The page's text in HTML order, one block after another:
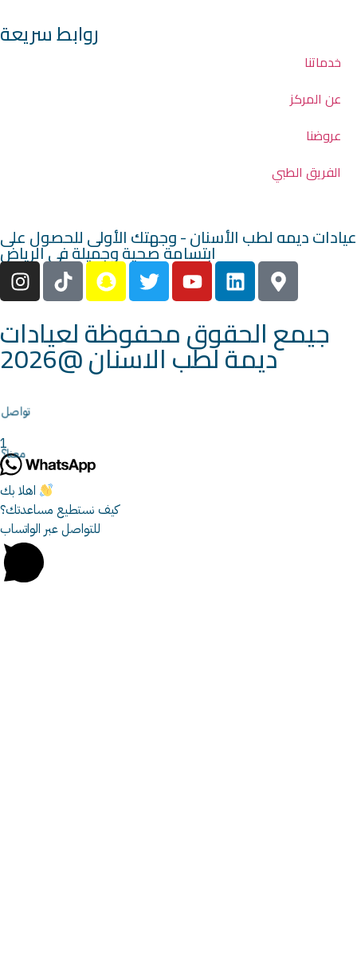
روابط سريعة
خدماتنا
عن المركز
عروضنا
الفريق الطبي
عيادات ديمه لطب الأسنان - وجهتك الأولى للحصول على
ابتسامة صحية وجميلة في الرياض
جيمع الحقوق محفوظة لعيادات
ديمة لطب الاسنان @2026
تواصل
معنا؟
1
كيف نستطيع مساعدتك؟
للتواصل عبر الواتساب